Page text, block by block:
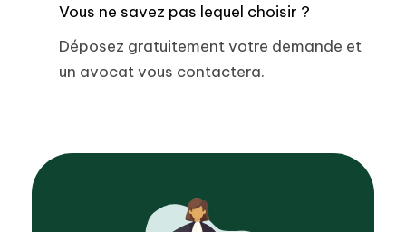
Vous ne savez pas lequel choisir ?
Déposez gratuitement votre demande et
un avocat vous contactera.